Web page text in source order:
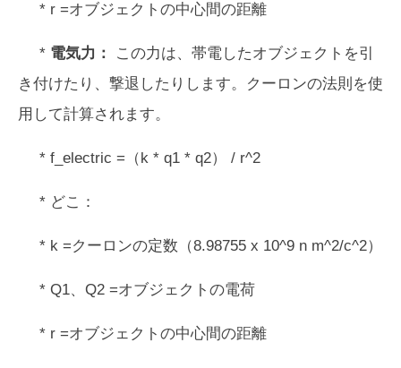
* r =オブジェクトの中心間の距離
* 電気力：
この力は、帯電したオブジェクトを引
き付けたり、撃退したりします。クーロンの法則を使
用して計算されます。
* f_electric =（k * q1 * q2） / r^2
* どこ：
* k =クーロンの定数（8.98755 x 10^9 n m^2/c^2）
* Q1、Q2 =オブジェクトの電荷
* r =オブジェクトの中心間の距離